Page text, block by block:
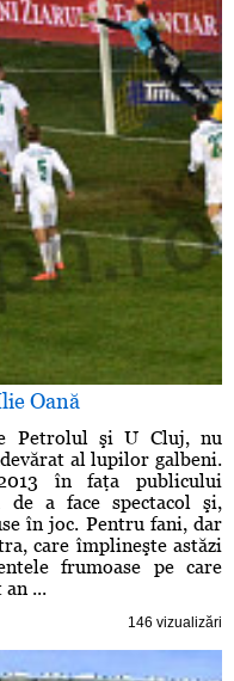
Oană
Petrolul şi U Cluj, nu
al lupilor galbeni.
în faţa publicului
de a face spectacol şi,
în joc. Pentru fani, dar
care împlineşte astăzi
frumoase pe care
...
146 vizualizări